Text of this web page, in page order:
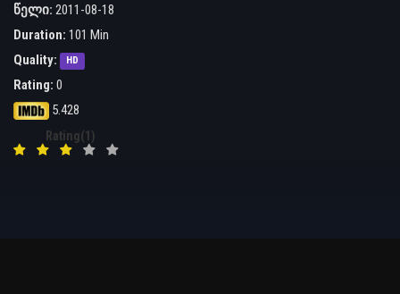
წელი: 2011-08-18
Duration: 101 Min
Quality:
HD
Rating: 0
5.428
Rating(1)